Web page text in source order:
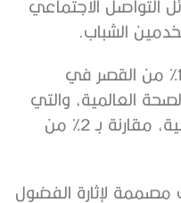
التواصل الاجتماعي
الشباب.
وفي عام 2022، استخدم 12.5% من القصر في
العالمية، والتي
تضم 53 دولة، السجائر الإلكترونية، مقارنة بـ 2% من
مصممة لإثارة الفضول